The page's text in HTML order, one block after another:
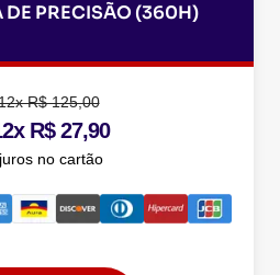
DE PRECISÃO (360H)
R$ 125,00
R$ 27,90
no cartão